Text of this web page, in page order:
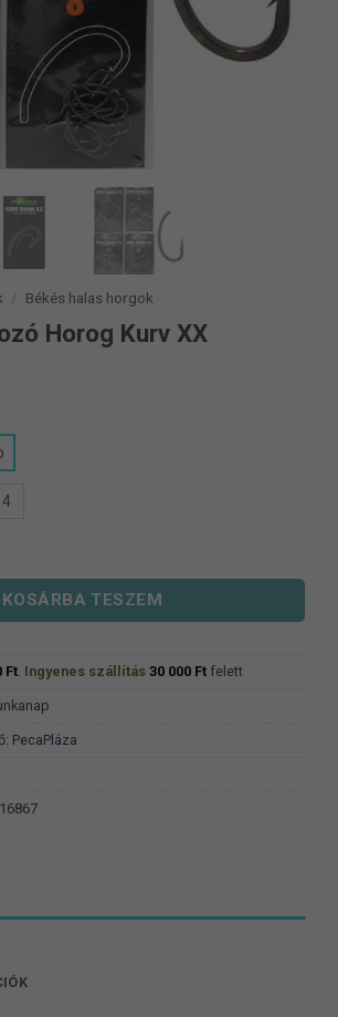
/ Békés halas horgok
Horog Kurv XX
4
Kurv XX mennyiség
KOSÁRBA TESZEM
Ft. Ingyenes szállítás 30 000 Ftfelett
PecaPláza